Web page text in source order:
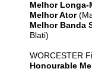
Melhor Longa-
Melhor Ator
Melhor Banda
Blati)
WORCESTER
Honourable